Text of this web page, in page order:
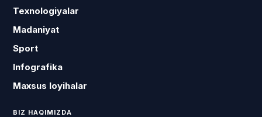
Texnologiyalar
Madaniyat
Sport
Infografika
Maxsus loyihalar
BIZ HAQIMIZDA